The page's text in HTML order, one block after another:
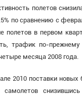
полетов
по сравнению с
полетов в первом
трафик по-прежнему
месяца 2008 года.
2010 поставки новых
самолетов